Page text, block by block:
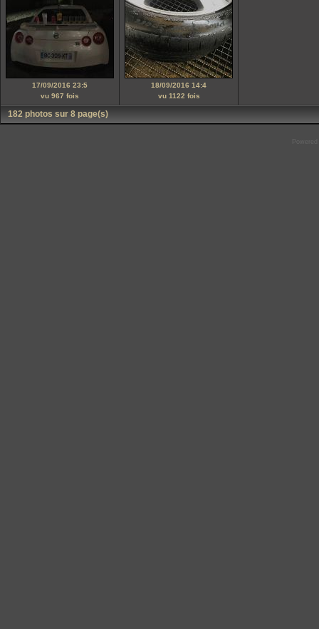
17/09/2016 23:5
vu 967 fois
18/09/2016 14:4
vu 1122 fois
182 photos sur 8 page(s)